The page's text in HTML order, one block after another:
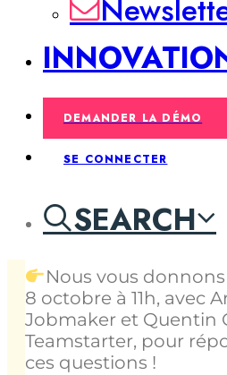
DEMANDER LA DÉMO
SE CONNECTER
SEARCH
Comment rendre les
Comment généraliser
collective ?
Comment mettre les
suffisamment en
Comment donner vie
vos collaborateurs ?
Nous vous
8 octobre à 11h, avec
Jobmaker et Quentin
Teamstarter, pour
ces questions !